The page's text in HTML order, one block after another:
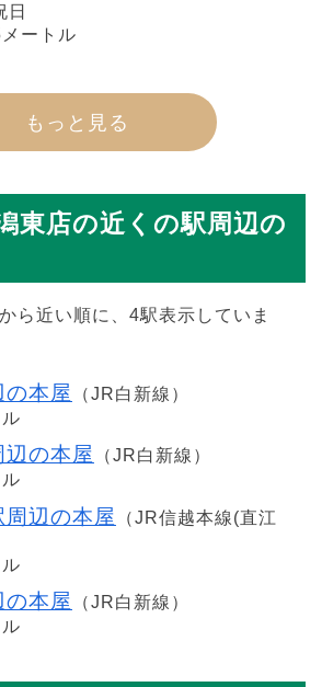
日
ートル
もっと見る
東店の近くの駅周辺の
ら近い順に、4駅表示していま
の本屋
（JR白新線）
の本屋
（JR白新線）
辺の本屋
（JR信越本線(直江
の本屋
（JR白新線）